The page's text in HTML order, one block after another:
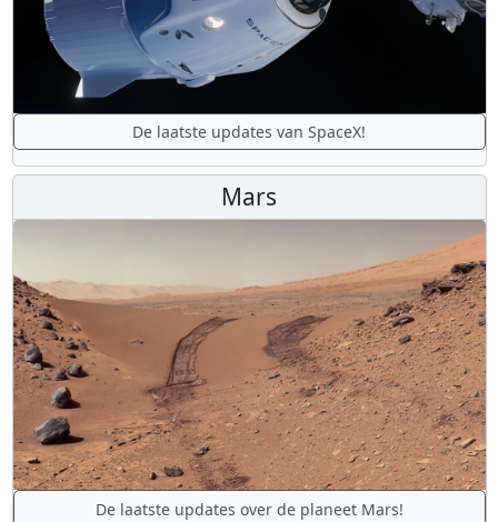
De laatste updates van SpaceX!
Mars
De laatste updates over de planeet Mars!